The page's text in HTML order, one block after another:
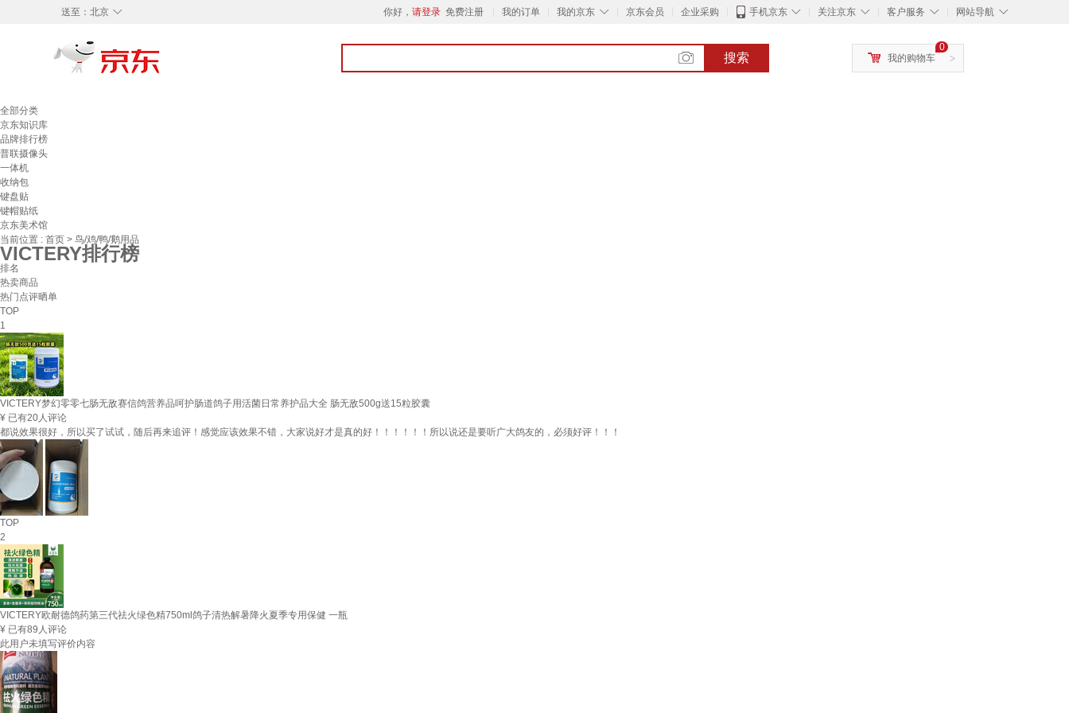
◇
送至： 北京 你好， 请登录 免费注册 我的订单 ◇
我的京东 京东会员 企业采购 ◇
手机京东 ◇
关注京东 ◇
客户服务 ◇
网站导航
搜索 >
0
我的购物车
全部分类
京东知识库
品牌排行榜
普联摄像头
一体机
收纳包
键盘贴
键帽贴纸
京东美术馆
当前位置 : 首页 > 鸟/鸡/鸭/鹅用品
VICTERY排行榜
排名
热卖商品
热门点评晒单
TOP
1
VICTERY梦幻零零七肠无敌赛信鸽营养品呵护肠道鸽子用活菌日常养护品大全 肠无敌500g送15粒胶囊
¥ 已有20人评论
都说效果很好，所以买了试试，随后再来追评！感觉应该效果不错，大家说好才是真的好！！！！！！所以说还是要听广大鸽友的，必须好评！！！
TOP
2
VICTERY欧耐德鸽药第三代祛火绿色精750ml鸽子清热解暑降火夏季专用保健 一瓶
¥ 已有89人评论
此用户未填写评价内容